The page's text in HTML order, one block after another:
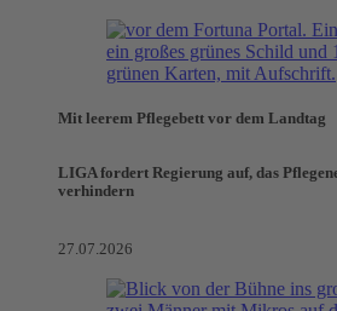
Mit leerem Pflegebett vor dem Landtag
LIGA fordert Regierung auf, das
verhindern
27.07.2026